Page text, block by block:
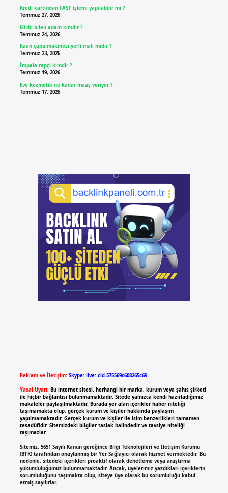
Kredi kartından FAST işlemi yapılabilir mi ?
Temmuz 27, 2026
60 dil bilen adam kimdir ?
Temmuz 24, 2026
Kaan çapa makinesi yerli malı mıdır ?
Temmuz 23, 2026
İmpala rapçi kimdir ?
Temmuz 19, 2026
Eve kozmetik ne kadar maaş veriyor ?
Temmuz 17, 2026
Reklam ve İletişim: Skype: live:.cid.575569c608265c69
Yasal Uyarı: Bu internet sitesi, herhangi bir marka, kurum veya şahıs şirketi
ile hiçbir bağlantısı bulunmamaktadır. Sitede yalnızca kendi hazırladığımız
makaleler paylaşılmaktadır. Burada yer alan içerikler haber niteliği
taşımamakta olup, gerçek kurum ve kişiler hakkında paylaşım
yapılmamaktadır. Gerçek kurum ve kişiler ile isim benzerlikleri tamamen
tesadüfidir. Sitemizdeki bilgiler taslak halindedir ve tavsiye niteliği
taşımazlar.
Sitemiz, 5651 Sayılı Kanun gereğince Bilgi Teknolojileri ve İletişim Kurumu
(BTK) tarafından onaylanmış bir Yer Sağlayıcı olarak hizmet vermektedir. Bu
nedenle, sitedeki içerikleri proaktif olarak denetleme veya araştırma
yükümlülüğümüz bulunmamaktadır. Ancak, üyelerimiz yazdıkları içeriklerin
sorumluluğunu taşımakta olup, siteye üye olarak bu sorumluluğu kabul
etmiş sayılırlar.